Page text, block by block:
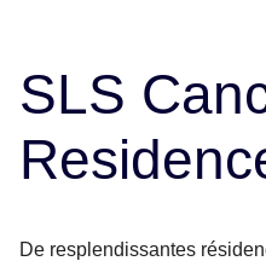
SLS
De resplendissantes